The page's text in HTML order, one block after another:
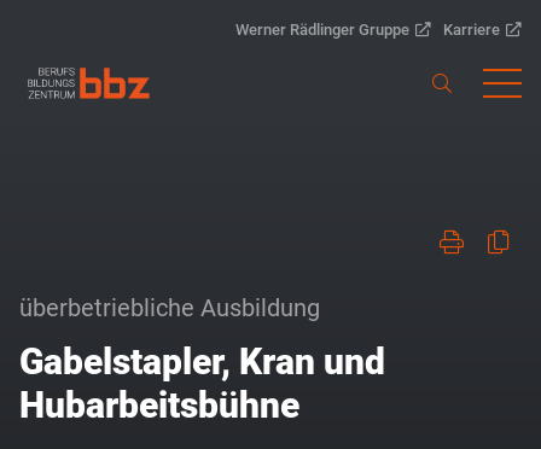
Werner Rädlinger Gruppe Karriere
überbetriebliche Ausbildung
Gabelstapler, Kran und
Hubarbeitsbühne